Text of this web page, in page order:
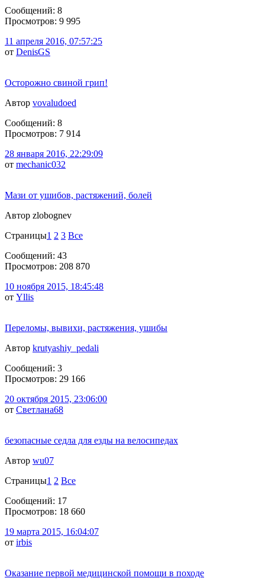
Сообщений: 8
Просмотров: 9 995
11 апреля 2016, 07:57:25
от DenisGS
Осторожно свиной грип!
Автор vovaludoed
Сообщений: 8
Просмотров: 7 914
28 января 2016, 22:29:09
от mechanic032
Мази от ушибов, растяжений, болей
Автор zlobognev
Страницы1 2 3 Все
Сообщений: 43
Просмотров: 208 870
10 ноября 2015, 18:45:48
от Yllis
Переломы, вывихи, растяжения, ушибы
Автор krutyashiy_pedali
Сообщений: 3
Просмотров: 29 166
20 октября 2015, 23:06:00
от Светлана68
безопасные седла для езды на велосипедах
Автор wu07
Страницы1 2 Все
Сообщений: 17
Просмотров: 18 660
19 марта 2015, 16:04:07
от irbis
Оказание первой медицинской помощи в походе